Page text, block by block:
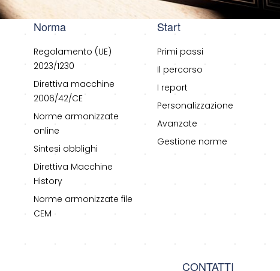
Norma
Regolamento (UE)
2023/1230
Direttiva macchine
2006/42/CE
Norme armonizzate
online
Sintesi obblighi
Direttiva Macchine
History
Norme armonizzate file
CEM
Start
Primi passi
Il percorso
I report
Personalizzazione
Avanzate
Gestione norme
CONTATTI